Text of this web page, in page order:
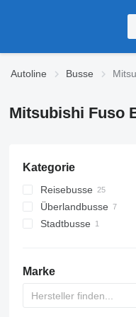
Autoline Busse
Mitsubishi Fuso
Kategorie
Reisebusse
Überlandbusse
Stadtbusse
Marke